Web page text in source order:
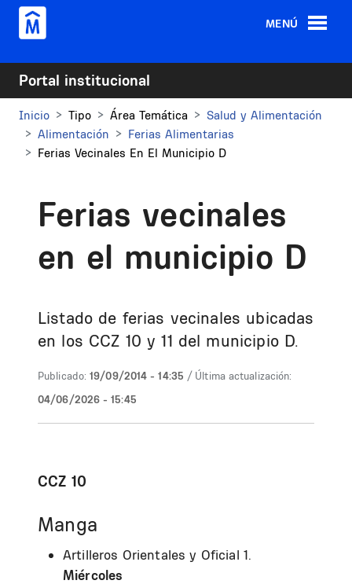
Pasar al contenido principal
MENÚ
Portal institucional
Inicio Tipo Área Temática
Salud y Alimentación
Alimentación
Ferias Alimentarias
Ferias Vecinales En El Municipio D
Ferias vecinales
en el municipio D
Listado de ferias vecinales ubicadas
en los CCZ 10 y 11 del municipio D.
Publicado: 19/09/2014 - 14:35 / Última actualización:
04/06/2026 - 15:45
CCZ 10
Manga
Artilleros Orientales y Oficial 1.
Miércoles